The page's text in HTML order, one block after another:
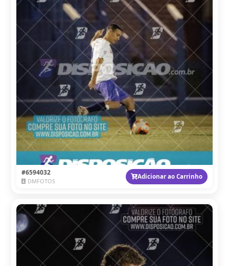
#6594032
DMFOTOS
Adicionar ao Carrinho